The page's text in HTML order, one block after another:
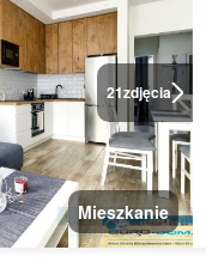
21zdjęcia
Mieszkanie